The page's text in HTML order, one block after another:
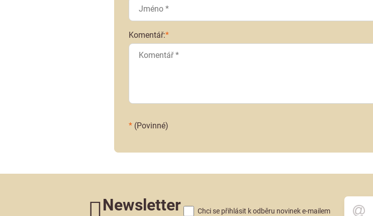
Komentář:*
*(Povinné)
Newsletter Chci se přihlásit k odběru novinek e-mailem